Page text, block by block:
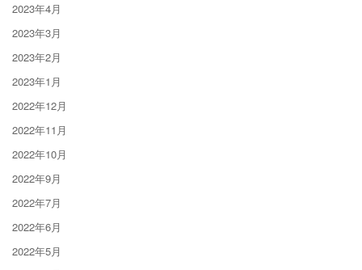
2023年4月
2023年3月
2023年2月
2023年1月
2022年12月
2022年11月
2022年10月
2022年9月
2022年7月
2022年6月
2022年5月